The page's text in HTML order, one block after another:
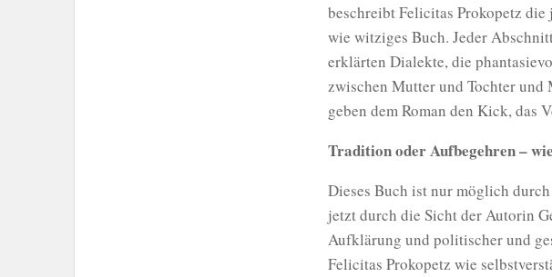
beschreibt Felicitas Prokopetz
wie witziges Buch. Jeder
erklärten Dialekte, die
zwischen Mutter und Tochter und
geben dem Roman den Kick, das
Tradition oder Aufbegehren –
Dieses Buch ist nur möglich
jetzt durch die Sicht der Autorin
Aufklärung und politischer und
Felicitas Prokopetz wie